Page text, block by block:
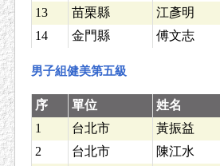
13
苗栗縣 江彥明
14
金門縣 傅文志
男子組健美第五級
序 單位 姓名
1
台北市 黃振益
2
台北市 陳江水